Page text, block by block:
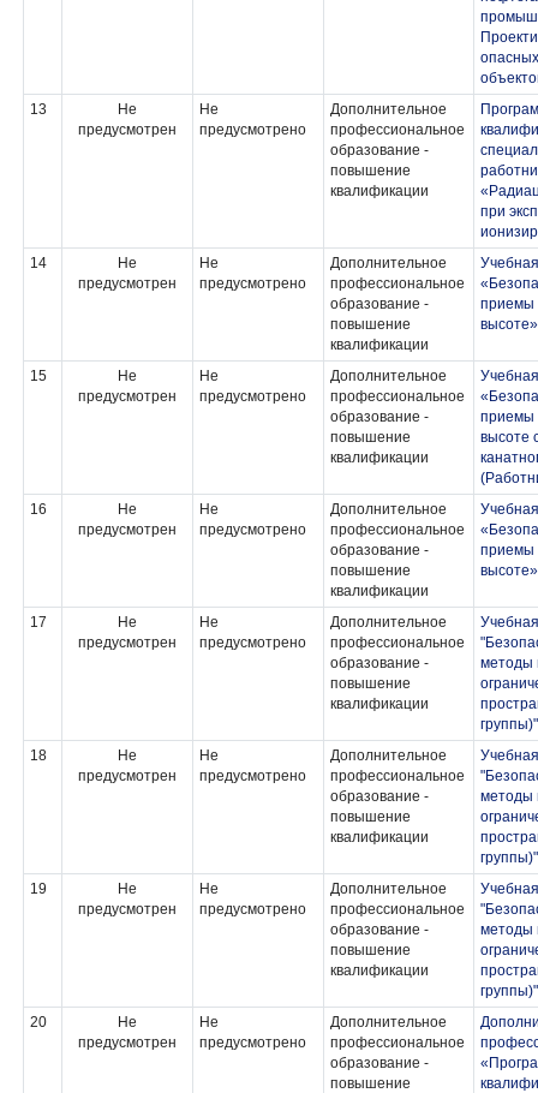
13
Не
предусмотрен
Не
предусмотрено
Дополнительное
профессиональное
образование -
повышение
квалификации
при
14
Не
предусмотрен
Не
предусмотрено
Дополнительное
профессиональное
образование -
повышение
квалификации
приемы
15
Не
предусмотрен
Не
предусмотрено
Дополнительное
профессиональное
образование -
повышение
квалификации
приемы
высоте
16
Не
предусмотрен
Не
предусмотрено
Дополнительное
профессиональное
образование -
повышение
квалификации
приемы
17
Не
предусмотрен
Не
предусмотрено
Дополнительное
профессиональное
образование -
повышение
квалификации
методы
группы)"
18
Не
предусмотрен
Не
предусмотрено
Дополнительное
профессиональное
образование -
повышение
квалификации
методы
группы)"
19
Не
предусмотрен
Не
предусмотрено
Дополнительное
профессиональное
образование -
повышение
квалификации
методы
группы)"
20
Не
предусмотрен
Не
предусмотрено
Дополнительное
профессиональное
образование -
повышение